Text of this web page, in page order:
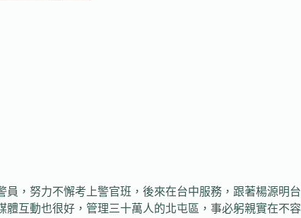
，努力不懈考上警官班，後來在台中服務，跟著楊源明台
互動也很好，管理三十萬人的北屯區，事必躬親實在不容